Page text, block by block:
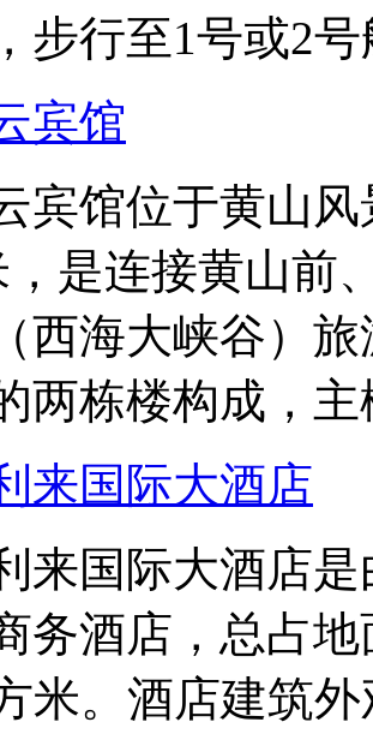
步行至1号或2
宾馆
宾馆位于黄山
，是连接黄山前
西海大峡谷）
两栋楼构成，
来国际大酒店
来国际大酒店
务酒店，总占
米。酒店建筑